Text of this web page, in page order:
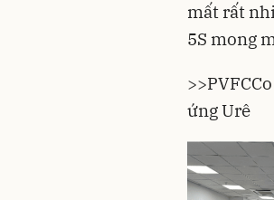
mất rất
5S mong
>>
ứng Urê